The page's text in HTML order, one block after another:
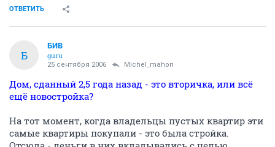
ОТВЕТИТЬ
Б
БИВ
guru
25 сентября 2006 Michel_mahon
Дом, сданный 2,5 года назад - это вторичка, или всё
ещё новостройка?
На тот момент, когда владельцы пустых квартир эти
самые квартиры покупали - это была стройка.